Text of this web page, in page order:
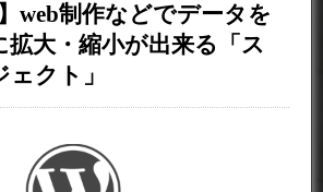
】web制作などでデータを
大・縮小が出来る「ス
クト」